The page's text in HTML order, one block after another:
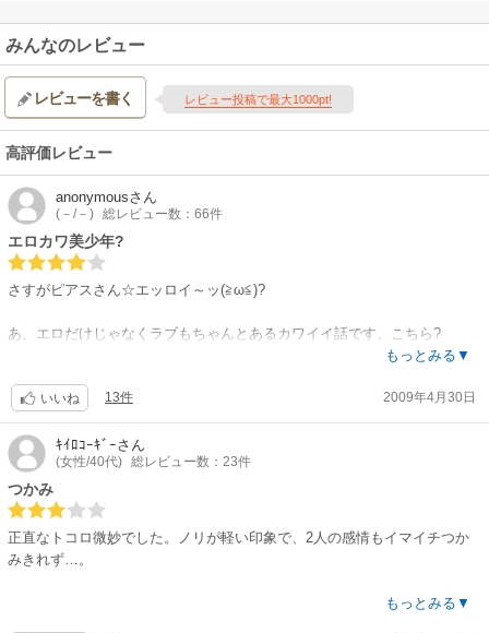
みんなのレビュー
レビューを書く レビュー投稿で最大1000pt!
高評価レビュー
anonymousさん
(－/－) 総レビュー数：66件
エロカワ美少年?
さすがピアスさん☆エッロイ～ッ(≧ω≦)?
あ、エロだけじゃなくラブもちゃんとあるカワイイ話です、こちら?
それにしても、カワイイ少年たちのラブエロはやっぱイイですね～(しかも
話は?みどころ参照。
「映二のためなら風俗で働いて貢ぐよ」と言った祐司の言葉を真にうけ
て、本気で祐司に援交させようとする映二(オイオイ?)。
で、祐司の「(知らないヤツにやられるくらいなら)映二が俺のお初奪って
よ」(キャッ☆何かこの言い方エロイわ～?)。
…その後の展開は読んでからのお楽しみ、ということで?(あ、エロ多めだ
もっとみる▼
いいね 13件 2009年4月30日
ｷｲﾛｺｰｷﾞｰさん
(女性/40代) 総レビュー数：23件
つかみ
正直なトコロ微妙でした。ノリが軽い印象で、2人の感情もイマイチつか
みきれず…。
絵はカワイイし、幼馴染み設定だし、期待してた分残念です。もっとみる▼